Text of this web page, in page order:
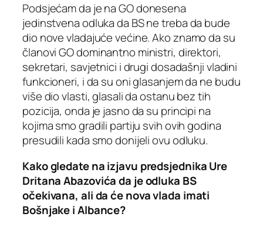
Podsjećam da je na GO donesena
jedinstvena odluka da BS ne treba da bude
dio nove vladajuće većine. Ako znamo da su
članovi GO dominantno ministri, direktori,
sekretari, savjetnici i drugi dosadašnji vladini
funkcioneri, i da su oni glasanjem da ne budu
više dio vlasti, glasali da ostanu bez tih
pozicija, onda je jasno da su principi na
kojima smo gradili partiju svih ovih godina
presudili kada smo donijeli ovu odluku.
Kako gledate na izjavu predsjednika Ure
Dritana Abazovića da je odluka BS
očekivana, ali da će nova vlada imati
Bošnjake i Albance?